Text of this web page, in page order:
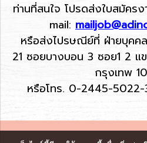
ท่านที่สนใจ โปรดส่งใบสมัคร
mail:
หรือส่งไปรษณีย์ที่ ฝ่ายบุค
21 ซอยบางบอน 3 ซอย1 2 แ
กรุงเทพ
หรือโทร. 0-2445-